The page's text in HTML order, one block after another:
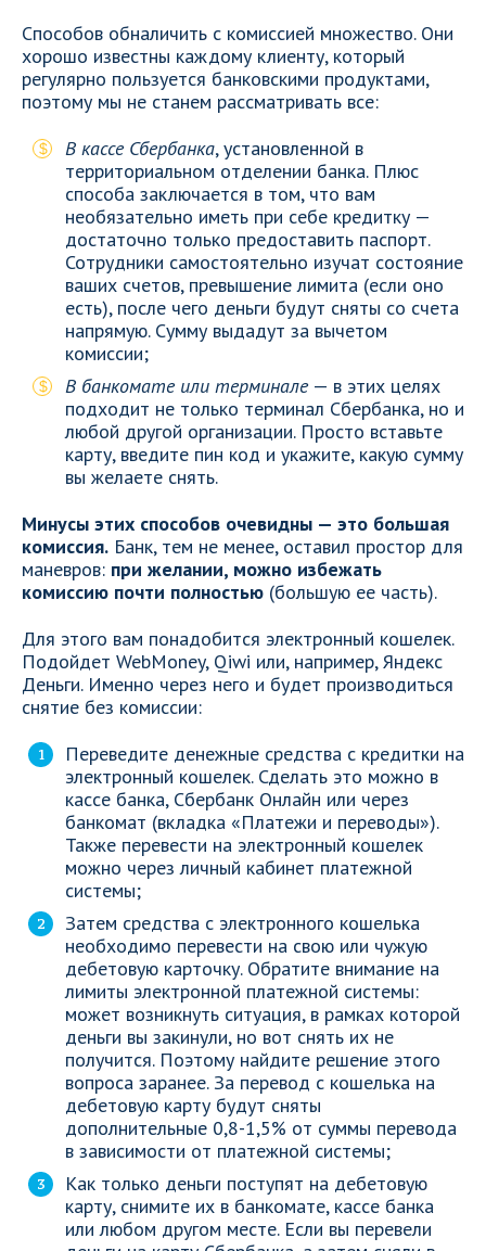
Способов обналичить с комиссией множество. Они
хорошо известны каждому клиенту, который
регулярно пользуется банковскими продуктами,
поэтому мы не станем рассматривать все:
В кассе Сбербанка, установленной в
территориальном отделении банка. Плюс
способа заключается в том, что вам
необязательно иметь при себе кредитку —
достаточно только предоставить паспорт.
Сотрудники самостоятельно изучат состояние
ваших счетов, превышение лимита (если оно
есть), после чего деньги будут сняты со счета
напрямую. Сумму выдадут за вычетом
комиссии;
В банкомате или терминале— в этих целях
подходит не только терминал Сбербанка, но и
любой другой организации. Просто вставьте
карту, введите пин код и укажите, какую сумму
вы желаете снять.
Минусы этих способов очевидны — это большая
комиссия. Банк, тем не менее, оставил простор для
маневров: при желании, можно избежать
комиссию почти полностью (большую ее часть).
Для этого вам понадобится электронный кошелек.
Подойдет WebMoney, Qiwi или, например, Яндекс
Деньги. Именно через него и будет производиться
снятие без комиссии:
Переведите денежные средства с кредитки на
электронный кошелек. Сделать это можно в
кассе банка, Сбербанк Онлайн или через
банкомат (вкладка «Платежи и переводы»).
Также перевести на электронный кошелек
можно через личный кабинет платежной
системы;
Затем средства с электронного кошелька
необходимо перевести на свою или чужую
дебетовую карточку. Обратите внимание на
лимиты электронной платежной системы:
может возникнуть ситуация, в рамках которой
деньги вы закинули, но вот снять их не
получится. Поэтому найдите решение этого
вопроса заранее. За перевод с кошелька на
дебетовую карту будут сняты
дополнительные 0,8-1,5% от суммы перевода
в зависимости от платежной системы;
Как только деньги поступят на дебетовую
карту, снимите их в банкомате, кассе банка
или любом другом месте. Если вы перевели